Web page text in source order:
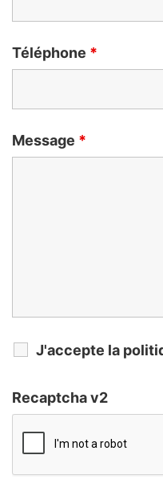
Téléphone *
Message *
J'accepte la
Recaptcha v2